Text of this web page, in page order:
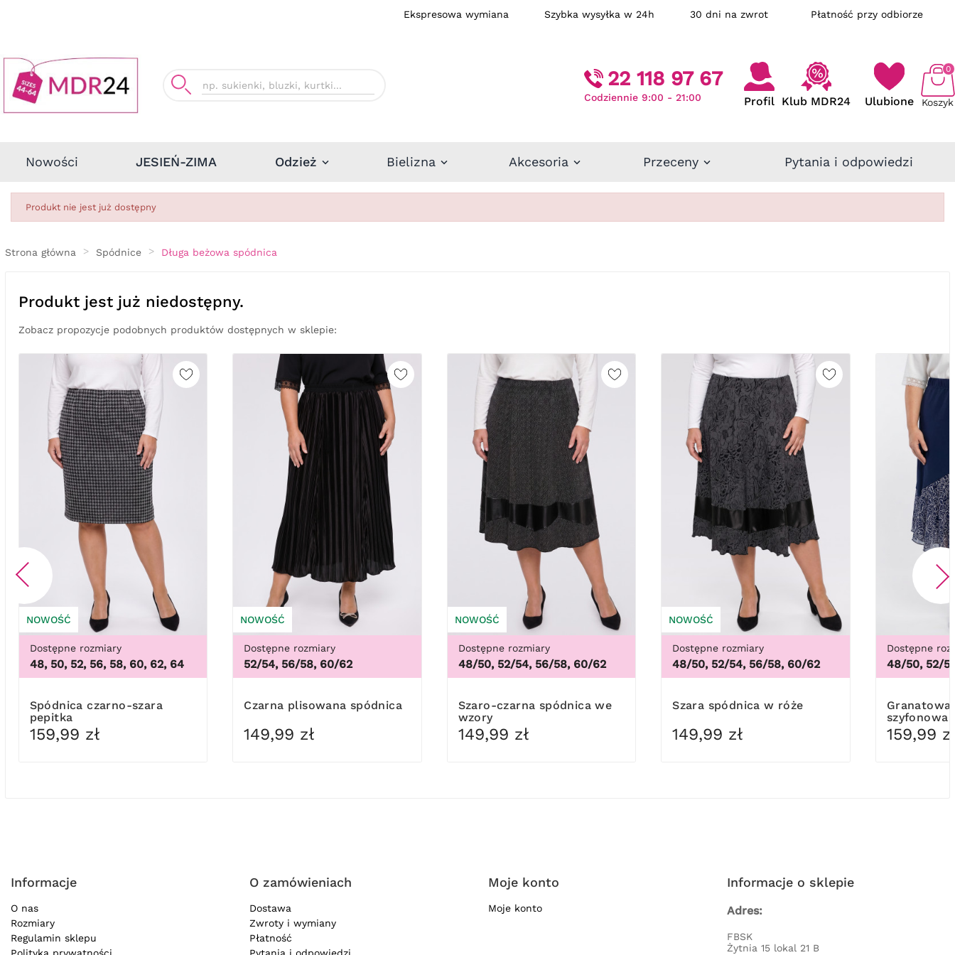
Ekspresowa wymiana Szybka wysyłka w 24h 30 dni na zwrot Płatność przy odbiorze
22 118 97 67
Codziennie 9:00 - 21:00 Profil Klub MDR24 Ulubione Koszyk
0
Nowości JESIEŃ-ZIMA Odzież Bielizna Akcesoria Przeceny Pytania i odpowiedzi
Produkt nie jest już dostępny
Strona główna Spódnice Długa beżowa spódnica
Produkt jest już niedostępny.
Zobacz propozycje podobnych produktów dostępnych w sklepie:
NOWOŚĆ
Dostępne rozmiary
48, 50, 52, 56, 58, 60, 62, 64
Spódnica czarno-szara
pepitka
159,99 zł
NOWOŚĆ
Dostępne rozmiary
52/54, 56/58, 60/62
Czarna plisowana spódnica
149,99 zł
NOWOŚĆ
Dostępne rozmiary
48/50, 52/54, 56/58, 60/62
Szaro-czarna spódnica we
wzory
149,99 zł
NOWOŚĆ
Dostępne rozmiary
48/50, 52/54, 56/58, 60/62
Szara spódnica w róże
149,99 zł
Dostępne
48/50, 52/
Granatowa spódnica
szyfonowa
wzory
159,99
Informacje
O nas
Rozmiary
Regulamin sklepu
O zamówieniach
Dostawa
Zwroty i wymiany
Płatność
Moje konto
Moje konto
Informacje o sklepie
Adres:
FBSK
Żytnia 15 lokal 21 B